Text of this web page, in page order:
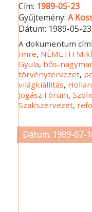
Cím: 1989-05-23
Gyűjtemény:A
Dátum: 1989-05-23
A dokumentum
Imre, NÉMETH
Gyula, bős-
törvénytervezet,
világkiállítás,
Jogász Fórum,
Szakszervezet,
Dátum: 1989-07-